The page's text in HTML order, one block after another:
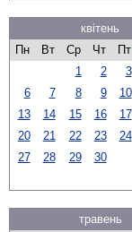
квітень
Пн
Вт Ср Чт Пт
1
2 3
6
7 8 9 10
13
14 15 16 17
20
21 22 23 24
27
28 29 30
травень